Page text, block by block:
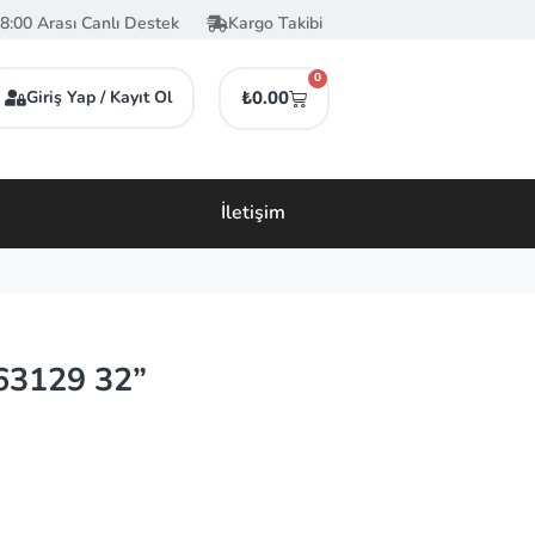
Arası Canlı Destek Kargo Takibi
Giriş Yap / Kayıt Ol ₺0.00
0
İletişim
32”